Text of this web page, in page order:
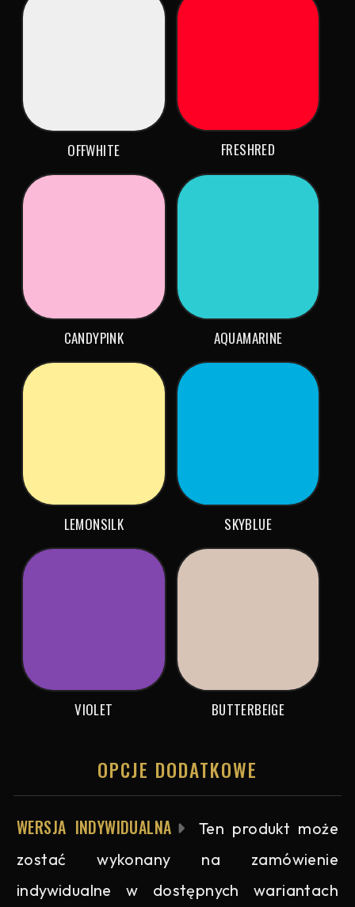
OFFWHITE FRESHRED
CANDYPINK AQUAMARINE
LEMONSILK SKYBLUE
VIOLET BUTTERBEIGE
OPCJE DODATKOWE
WERSJA INDYWIDUALNA
Ten produkt może
zostać wykonany na zamówienie
indywidualne w dostępnych wariantach